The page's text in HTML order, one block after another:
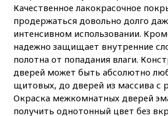
Качественное лакокрасочное
продержаться довольно долго
интенсивном использовании.
надежно защищает внутренние
полотна от попадания влаги.
дверей может быть абсолютно
щитовых, до дверей из массива с
Окраска межкомнатных дверей
получить однотонный цвет без